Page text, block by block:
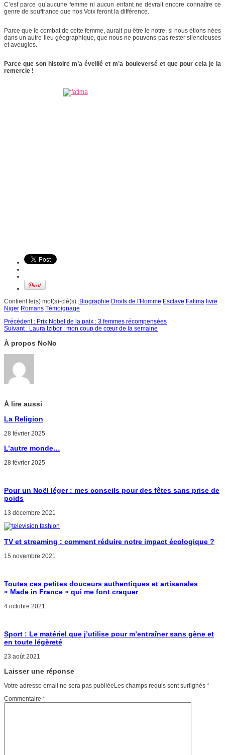
C’est parce qu’aucune femme ni aucun enfant ne devrait encore connaître ce
genre de souffrance que nos Voix feront la différence.
Parce que le combat de cette femme, aurait pu être le notre, si nous étions nées
dans un autre lieu géographique, que nous ne pouvons pas rester silencieuses
et aveugles.
Parce que son histoire m’a éveillé et m’a bouleversé et que pour cela je la
remercie !
Contient le(s) mot(s)-clé(s) :Biographie Droits de l'Homme Esclave Fatima livre
Niger Romans Témoignage
Précédent : Prix Nobel de la paix : 3 femmes récompensées
Suivant : Laura Izibor : mon coup de cœur de la semaine
À propos NoNo
À lire aussi
La Religion
28 février 2025
L’autre monde…
28 février 2025
Pour un Noël léger : mes conseils pour des fêtes sans prise de
poids
13 décembre 2021
TV et streaming : comment réduire notre impact écologique ?
15 novembre 2021
Toutes ces petites douceurs authentiques et artisanales
« Made in France » qui me font craquer
4 octobre 2021
Sport : Le matériel que j’utilise pour m’entraîner sans gène et
en toute légèreté
23 août 2021
Laisser une réponse
Votre adresse email ne sera pas publiéeLes champs requis sont surlignés *
Commentaire *